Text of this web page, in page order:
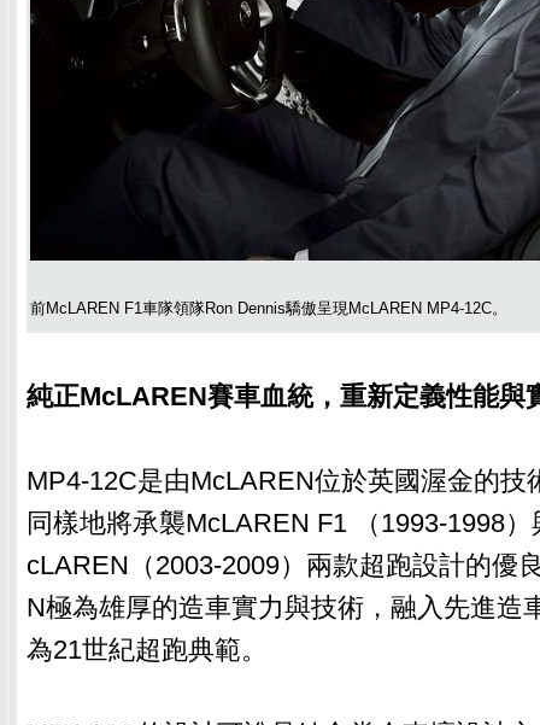
前McLAREN F1車隊領隊Ron Dennis驕傲呈現McLAREN MP4-12C。
純正McLAREN賽車血統，重新定義性能與
MP4-12C是由McLAREN位於英國渥金的技
同樣地將承襲McLAREN F1 （1993-1998
cLAREN（2003-2009）兩款超跑設計的優
N極為雄厚的造車實力與技術，融入先進造
為21世紀超跑典範。